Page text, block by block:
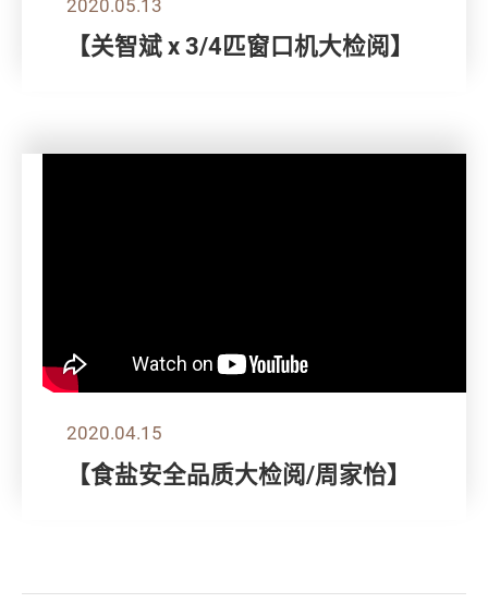
【关智斌 x 3/4匹窗口机大检阅】
2020.04.15
【食盐安全品质大检阅/周家怡】